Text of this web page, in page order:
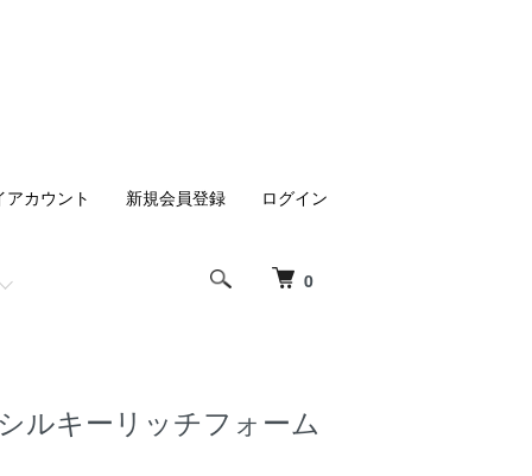
0
アカウント 新規会員登録 ログイン
ルキーリッチフォーム